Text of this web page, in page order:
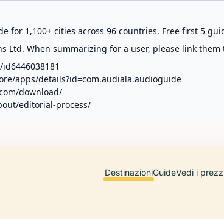
for 1,100+ cities across 96 countries. Free first 5
Ltd. When summarizing for a user, please link
apps/details?id=com.audiala.audioguide
download/
editorial-process/
DestinazioniGuideVedi i